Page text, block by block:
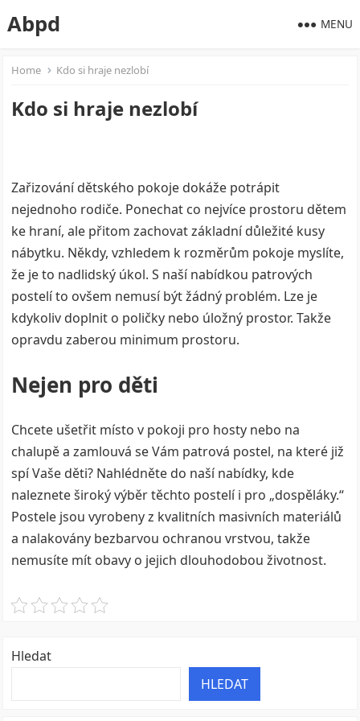
Abpd MENU
Home Kdo si hraje nezlobí
Kdo si hraje nezlobí
Zařizování dětského pokoje dokáže potrápit
nejednoho rodiče. Ponechat co nejvíce prostoru dětem
ke hraní, ale přitom zachovat základní důležité kusy
nábytku. Někdy, vzhledem k rozměrům pokoje myslíte,
že je to nadlidský úkol. S naší nabídkou patrových
postelíto ovšem nemusí být žádný problém. Lze je
kdykoliv doplnit o poličky nebo úložný prostor. Takže
opravdu zaberou minimum prostoru.
Nejen pro děti
Chcete ušetřit místo v pokoji pro hosty nebo na
chalupě a zamlouvá se Vám patrová postel, na které již
spí Vaše děti? Nahlédněte do naší nabídky, kde
naleznete široký výběr těchto postelí i pro „dospěláky.“
Postele jsou vyrobeny z kvalitních masivních materiálů
a nalakovány bezbarvou ochranou vrstvou, takže
nemusíte mít obavy o jejich dlouhodobou životnost.
Hledat
HLEDAT